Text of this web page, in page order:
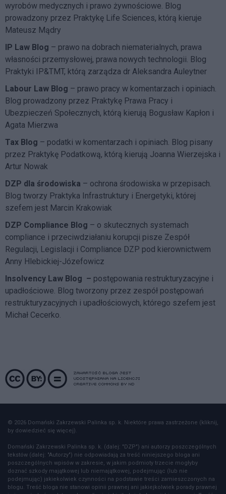
wyrobów medycznych i prawo żywnościowe. Blog
prowadzony przez Praktykę Life Sciences, którą kieruje
Mateusz Mądry
IP Law Blog – prawo na dobrach niematerialnych, prawa
własności przemysłowej, prawa nowych technologii. Blog
Praktyki IP&TMT, którą zarządza dr Aleksandra Auleytner
Labour Law Blog – prawo pracy w komentarzach i opiniach.
Blog prowadzony przez Praktykę Prawa Pracy i
Ubezpieczeń Społecznych, którą kierują Bogusław Kapłon i
Agata Mierzwa
Tax Blog – podatki w komentarzach i opiniach. Blog pisany
przez Praktykę Podatkową, którą kierują Joanna Wierzejska i
Artur Nowak
DZP dla środowiska – ochrona środowiska w przepisach.
Blog tworzy Praktyka Infrastruktury i Energetyki, której
szefem jest Marcin Krakowiak
DZP Compliance Blog – o skutecznych systemach
compliance i przeciwdziałaniu korupcji pisze Zespół
Regulacji, Legislacji i Compliance DZP pod kierownictwem
Anny Hlebickiej-Józefowicz
Insolvency Law Blog – postępowania restrukturyzacyjne i
upadłościowe. Blog tworzony przez zespół postępowań
restrukturyzacyjnych i upadłościowych, którego szefem jest
Michał Cecerko.
© 2026 Domański Zakrzewski Palinka sp. k. Niektóre prawa zastrzeżone (kliknij,
by dowiedzieć się więcej).
Domański Zakrzewski Palinka sp. k. (dalej: "DZP") ani autorzy poszczególnych
tekstów (dalej: "Autorzy") nie odpowiadają za treść niniejszego bloga ani
poszczególnych wpisów w zakresie, w jakim podmioty trzecie mogłyby
doznać szkody majątkowej lub niemajątkowej, podejmując (lub nie
podejmując) jakiekolwiek czynności na podstawie treści zamieszczonych na
blogu. Treść bloga nie stanowi opinii prawnej ani jakiejkolwiek porady prawnej